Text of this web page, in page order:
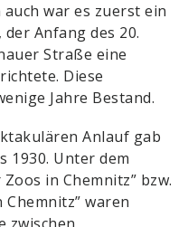
war es zuerst ein
Anfang des 20.
Straße eine
Diese
Jahre Bestand.
Anlauf gab
1930. Unter dem
in Chemnitz” bzw.
waren